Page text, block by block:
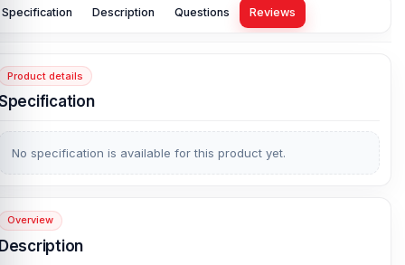
Specification Description Questions Reviews
Product details
No specification is available for this product yet.
Overview